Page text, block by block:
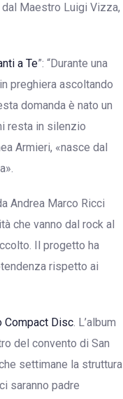
Maestro Luigi Vizza,
a Te”: “Durante una
preghiera ascoltando
domanda è nato un
resta in silenzio
Armieri, «nasce dal
Andrea Marco Ricci
che vanno dal rock al
Il progetto ha
rispetto ai
Compact Disc. L’album
del convento di San
settimane la struttura
saranno padre